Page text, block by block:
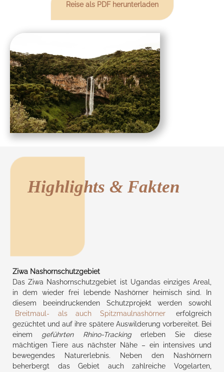
Reise als PDF herunterladen
Highlights & Fakten
Ziwa Nashornschutzgebiet
Das Ziwa Nashornschutzgebiet ist Ugandas einziges Areal,
in dem wieder frei lebende Nashörner heimisch sind. In
diesem beeindruckenden Schutzprojekt werden sowohl
Breitmaul- als auch Spitzmaulnashörner
erfolgreich
gezüchtet und auf ihre spätere Auswilderung vorbereitet. Bei
einem geführten Rhino-Trackingerleben Sie diese
mächtigen Tiere aus nächster Nähe – ein intensives und
bewegendes Naturerlebnis. Neben den Nashörnern
beherbergt das Gebiet auch zahlreiche Vogelarten,